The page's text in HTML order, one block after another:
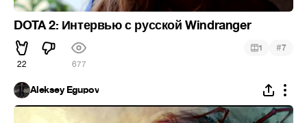
DOTA 2: Интервью с русской Windranger
22 677
1 #7
Aleksey Egupov